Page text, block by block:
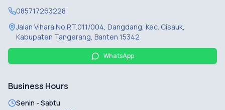
085717263228
Jalan Vihara No.RT.011/004, Dangdang, Kec. Cisauk,
Kabupaten Tangerang, Banten 15342
WhatsApp
Business Hours
Senin - Sabtu